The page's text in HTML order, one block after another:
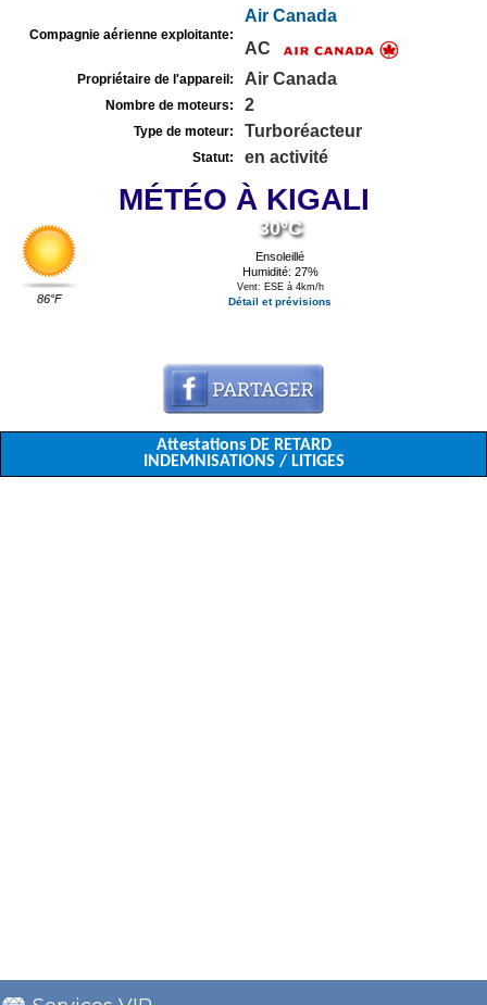
Compagnie aérienne exploitante:
Air Canada
AC
Propriétaire de l'appareil: Air Canada
Nombre de moteurs: 2
Type de moteur: Turboréacteur
Statut: en activité
MÉTÉO À KIGALI
86°F
30°C
Ensoleillé
Humidité: 27%
Vent: ESE à 4km/h
Détail et prévisions
Attestations DE RETARD
INDEMNISATIONS / LITIGES